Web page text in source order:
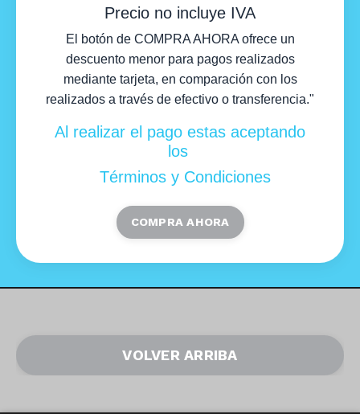
Precio no incluye IVA
El botón de COMPRA AHORA ofrece un
descuento menor para pagos realizados
mediante tarjeta, en comparación con los
realizados a través de efectivo o transferencia."
Al realizar el pago estas aceptando
los
Términos y Condiciones
COMPRA AHORA
VOLVER ARRIBA